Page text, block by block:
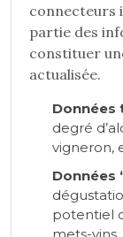
connecteurs
partie des
constituer
actualisée.
Données
degré
vigneron,
Données
potentiel